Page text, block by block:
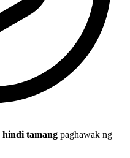
hindi tamang paghawak ng